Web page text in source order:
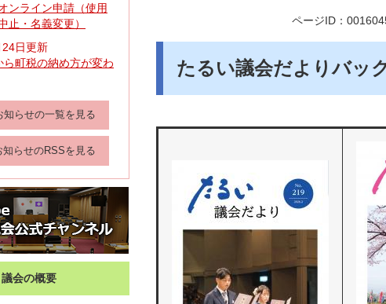
ページID：
たるい議会だよりバッ
ンライン申請（使用
止・名義変更）
日更新
ら町税の納め方が変わ
知らせの一覧を見る
知らせのRSSを見る
議会の概要